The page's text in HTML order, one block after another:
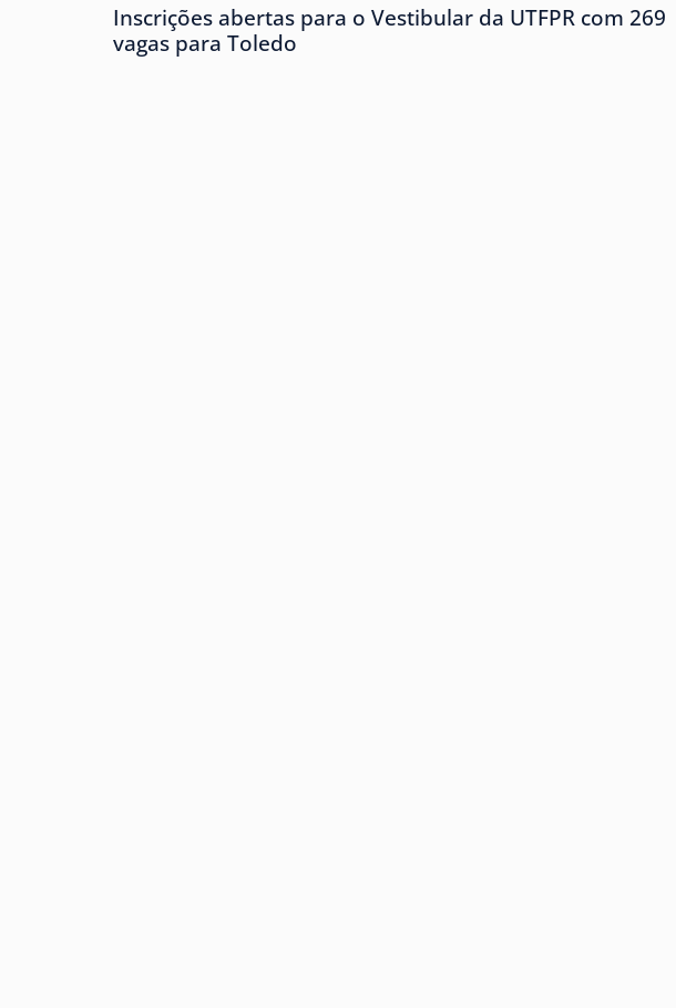
Inscrições abertas para o Vestibular da UTFPR com 269
vagas para Toledo